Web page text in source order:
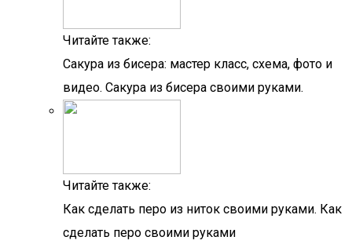
Читайте также:
Сакура из бисера: мастер класс, схема, фото и
видео. Сакура из бисера своими руками.
Читайте также:
Как сделать перо из ниток своими руками. Как
сделать перо своими руками